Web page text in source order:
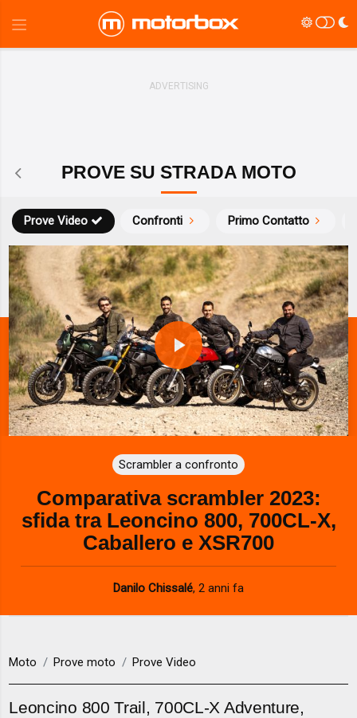
PROVE SU STRADA MOTO
Prove Video Confronti Primo Contatto
P
l
a
y
V
i
d
e
Scrambler a confronto
Comparativa scrambler 2023:
sfida tra Leoncino 800, 700CL-X,
Caballero e XSR700
Danilo Chissalé, 2 anni fa
Moto Prove moto Prove Video
Leoncino 800 Trail, 700CL-X Adventure,